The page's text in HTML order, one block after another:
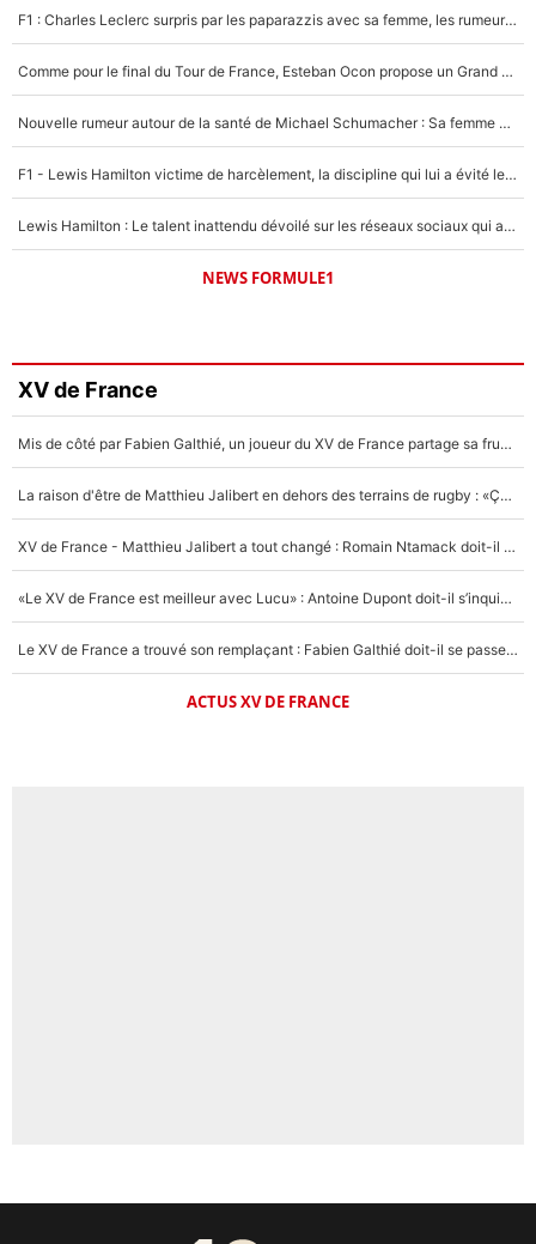
F1 : Charles Leclerc surpris par les paparazzis avec sa femme, les rumeurs étaient vraies !
Comme pour le final du Tour de France, Esteban Ocon propose un Grand Prix de Formule 1 à Paris : «Autour de l’Arc de Triomphe, ce serait génial» !
Nouvelle rumeur autour de la santé de Michael Schumacher : Sa femme Corinna sort du silence
F1 - Lewis Hamilton victime de harcèlement, la discipline qui lui a évité le pire : «J'aurais probablement mal tourné»
Lewis Hamilton : Le talent inattendu dévoilé sur les réseaux sociaux qui a impressionné Kim Kardashian pendant leurs vacances en amoureux !
NEWS FORMULE1
XV de France
Mis de côté par Fabien Galthié, un joueur du XV de France partage sa frustration : «ils ne me l’ont pas dit tout de suite»
La raison d'être de Matthieu Jalibert en dehors des terrains de rugby : «Ça m'atteint autant que si tu touches à un membre de ma famille»
XV de France - Matthieu Jalibert a tout changé : Romain Ntamack doit-il s’inquiéter pour sa place à un an de la Coupe du monde ?
«Le XV de France est meilleur avec Lucu» : Antoine Dupont doit-il s’inquiéter pour sa place ?
Le XV de France a trouvé son remplaçant : Fabien Galthié doit-il se passer d'Antoine Dupont ?
ACTUS XV DE FRANCE